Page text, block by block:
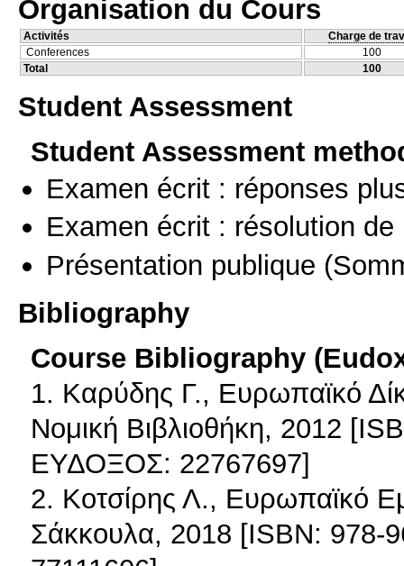
Organisation du Cours
Activités
Charge de
Conferences
100
Total
100
Student Assessment
Student Assessment
Examen écrit : réponses
Examen écrit : résolution de
Présentation publique
Bibliography
Course Bibliography
1. Καρύδης Γ., Ευρωπαϊκό
Νομική Βιβλιοθήκη, 2012
ΕΥΔΟΞΟΣ: 22767697]
2. Κοτσίρης Λ., Ευρωπαϊκό
Σάκκουλα, 2018 [ISBN: